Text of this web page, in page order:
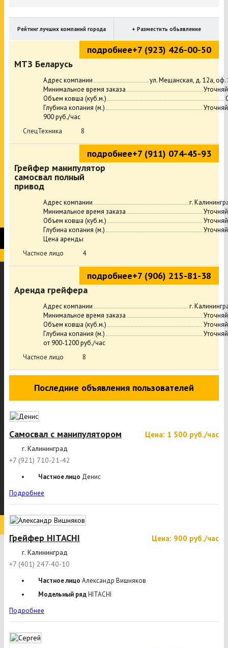
Рейтинг лучших компаний города + Разместить обьявление
МТЗ Беларусь
подробнее+7 (923) 426-00-50
Адрес компании
ул. Мещанская, д. 12а, оф.
Минимальное время заказа
Объем ковша (куб.м.)
Глубина копания (м.)
900 руб./час
СпецТехника
8
Грейфер манипулятор
самосвал полный
привод
подробнее+7 (911) 074-45-93
Адрес компании
г.
Минимальное время заказа
Объем ковша (куб.м.)
Глубина копания (м.)
Цена аренды
Частное лицо
4
Аренда грейфера
подробнее+7 (906) 215-81-38
Адрес компании
г.
Минимальное время заказа
Объем ковша (куб.м.)
Глубина копания (м.)
от 900-1200 руб./час
Частное лицо
8
Последние объявления пользователей
Самосвал с манипулятором Цена: 1 500 руб./час
г. Калининград
+7 (921) 710-21-42
Частное лицо Денис
Подробнее
Грейфер HITACHI Цена: 900 руб./час
г. Калининград
+7 (401) 247-40-10
Частное лицо Александр Вишняков
Модельный рядHITACHI
Подробнее